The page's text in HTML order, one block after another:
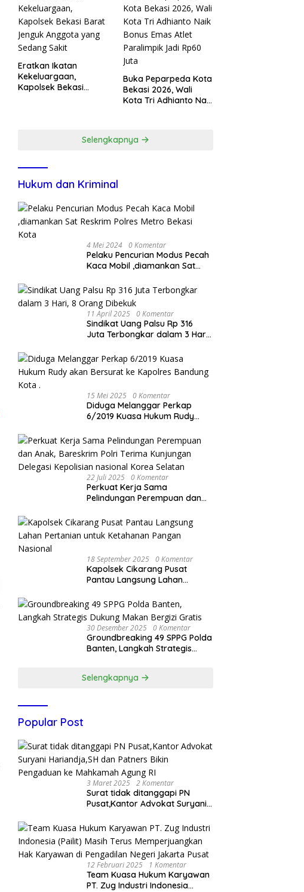
Rumah
Eratkan Ikatan
Kekeluargaan,
Kapolsek Bekasi
Buka Peparpeda Kota
Bekasi 2026, Wali
Kota Tri Adhianto Naik
Selengkapnya
Hukum dan Kriminal
4 Mei 2024 0 Komentar
Pelaku Pencurian Modus Pecah
Kaca Mobil ,diamankan Sat
Kota
11 April 2025 0 Komentar
Sindikat Uang Palsu Rp 316
Juta Terbongkar dalam 3 Hari,
15 Mei 2025 0 Komentar
Diduga Melanggar Perkap
6/2019 Kuasa Hukum Rudy
Bandung Kota .
22 Juli 2025 0 Komentar
Perkuat Kerja Sama
Pelindungan Perempuan dan
Kunjungan Delegasi Kepolisian
nasional Korea Selatan
18 September 2025 0 Komentar
Kapolsek Cikarang Pusat
Pantau Langsung Lahan
Pangan Nasional
30 Desember 2025 0 Komentar
Groundbreaking 49 SPPG Polda
Banten, Langkah Strategis
Selengkapnya
Popular Post
3 Maret 2025 2 Komentar
Surat tidak ditanggapi PN
Pusat,Kantor Advokat Suryani
Pengaduan ke Mahkamah
Agung RI
12 Februari 2025 1 Komentar
Team Kuasa Hukum Karyawan
PT. Zug Industri Indonesia